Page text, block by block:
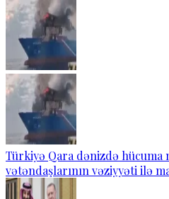
Türkiyə Qara dənizdə hücuma
vətəndaşlarının vəziyyəti ilə